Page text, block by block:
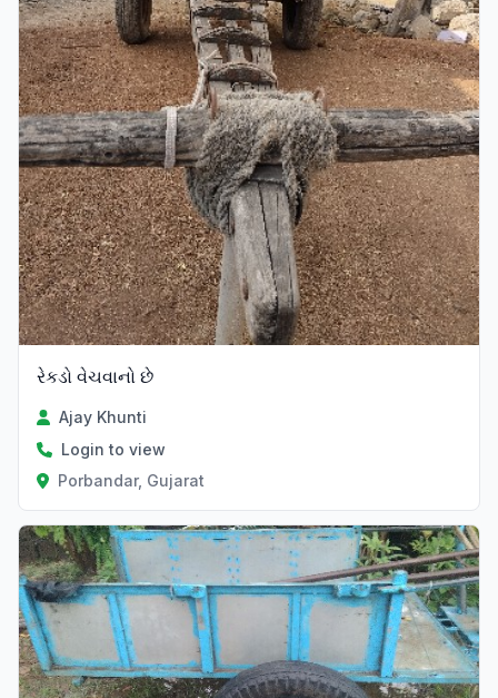
રેકડો વેચવાનો છે
Ajay Khunti
Login to view
Porbandar, Gujarat